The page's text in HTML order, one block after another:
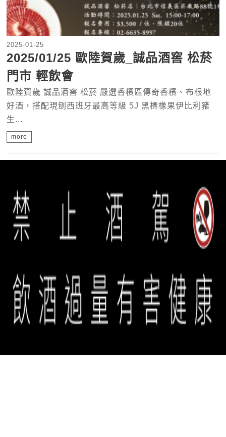
2025-01-25
2025/01/25 歐陸賀歲_誠品酒窖 松菸
門市 輕飲會
歐陸賀歲 誠品酒窖 松菸 嚴選香檳區傳奇香檳、布根地
好酒，搭配現刨西班牙最高等級 5J 黑標橡果伊比利豬
生...
more
誠品生活餐旅事業群 copyright © 2026 eslite spectrum all rights